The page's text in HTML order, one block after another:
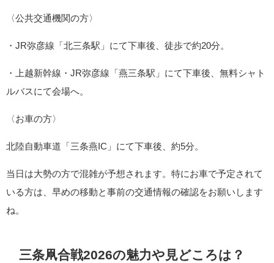
〈公共交通機関の方〉
・JR弥彦線「北三条駅」にて下車後、徒歩で約20分。
・上越新幹線・JR弥彦線「燕三条駅」にて下車後、無料シャト
ルバスにて会場へ。
〈お車の方〉
北陸自動車道「三条燕IC」にて下車後、約5分。
当日は大勢の方で混雑が予想されます。特にお車で予定されて
いる方は、早めの移動と事前の交通情報の確認をお願いします
ね。
三条凧合戦2026の魅力や見どころは？